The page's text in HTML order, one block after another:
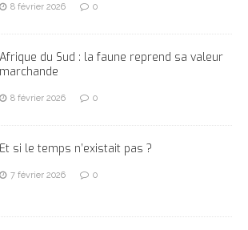
8 février 2026 0
Afrique du Sud : la faune reprend sa valeur
marchande
8 février 2026 0
Et si le temps n’existait pas ?
7 février 2026 0